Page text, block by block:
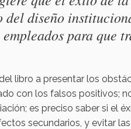
diseño
para que
libro a presentar los
con los falsos positivos;
es preciso saber si el
secundarios, y evitar